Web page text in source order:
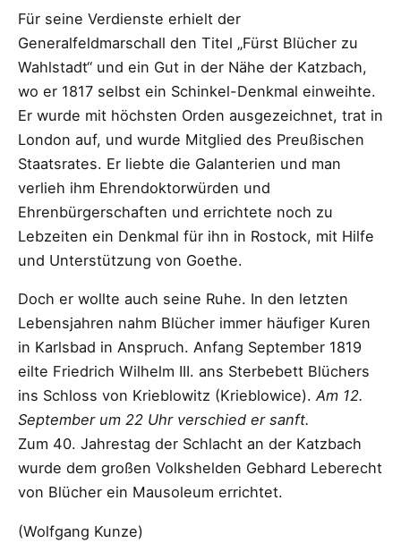
Für seine Verdienste erhielt der
Generalfeldmarschall den Titel „Fürst Blücher zu
Wahlstadt“ und ein Gut in der Nähe der Katzbach,
wo er 1817 selbst ein Schinkel-Denkmal einweihte.
Er wurde mit höchsten Orden ausgezeichnet, trat in
London auf, und wurde Mitglied des Preußischen
Staatsrates. Er liebte die Galanterien und man
verlieh ihm Ehrendoktorwürden und
Ehrenbürgerschaften und errichtete noch zu
Lebzeiten ein Denkmal für ihn in Rostock, mit Hilfe
und Unterstützung von Goethe.
Doch er wollte auch seine Ruhe. In den letzten
Lebensjahren nahm Blücher immer häufiger Kuren
in Karlsbad in Anspruch. Anfang September 1819
eilte Friedrich Wilhelm III. ans Sterbebett Blüchers
ins Schloss von Krieblowitz (Krieblowice). Am 12.
September um 22 Uhr verschied er sanft.
Zum 40. Jahrestag der Schlacht an der Katzbach
wurde dem großen Volkshelden Gebhard Leberecht
von Blücher ein Mausoleum errichtet.
(Wolfgang Kunze)